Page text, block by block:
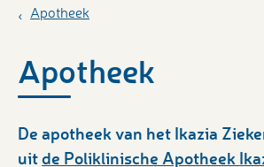
Apotheek
Apotheek
De apotheek van het Ikazia
uitde Poliklinische Apotheek